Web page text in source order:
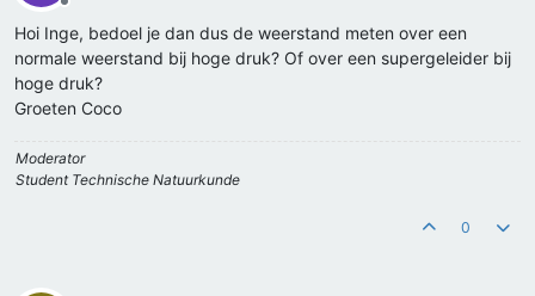
Offline
Hoi Inge, bedoel je dan dus de weerstand meten over een
normale weerstand bij hoge druk? Of over een supergeleider bij
hoge druk?
Groeten Coco
Moderator
Student Technische Natuurkunde
0